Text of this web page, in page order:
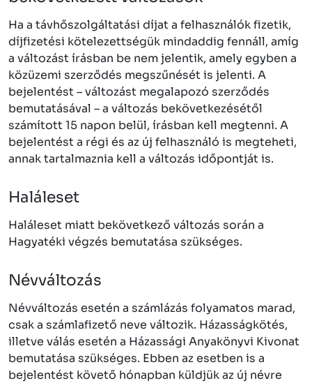
Ha a távhőszolgáltatási díjat a felhasználók fizetik,
díjfizetési kötelezettségük mindaddig fennáll, amíg
a változást írásban be nem jelentik, amely egyben a
közüzemi szerződés megszűnését is jelenti. A
bejelentést – változást megalapozó szerződés
bemutatásával – a változás bekövetkezésétől
számított 15 napon belül, írásban kell megtenni. A
bejelentést a régi és az új felhasználó is megteheti,
annak tartalmaznia kell a változás időpontját is.
Haláleset
Haláleset miatt bekövetkező változás során a
Hagyatéki végzés bemutatása szükséges.
Névváltozás
Névváltozás esetén a számlázás folyamatos marad,
csak a számlafizető neve változik. Házasságkötés,
illetve válás esetén a Házassági Anyakönyvi Kivonat
bemutatása szükséges. Ebben az esetben is a
bejelentést követő hónapban küldjük az új névre